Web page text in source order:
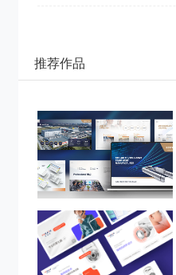
推荐作品